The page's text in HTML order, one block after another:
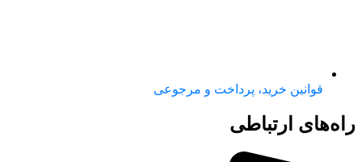
قوانین خرید، پرداخت و مرجوعی
راه‌های ارتباطی